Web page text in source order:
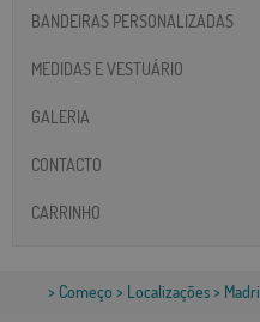
BANDEIRAS PERSONALIZADAS
MEDIDAS E VESTUÁRIO
GALERIA
CONTACTO
CARRINHO
> Começo > Localizações>